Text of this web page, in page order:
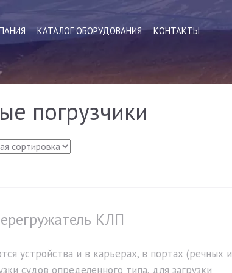
КАТАЛОГ ОБОРУДОВАНИЯ КОНТАКТЫ
погрузчики
КЛП
устройства и в карьерах, в портах (речных и
судов определенного типа, для загрузки